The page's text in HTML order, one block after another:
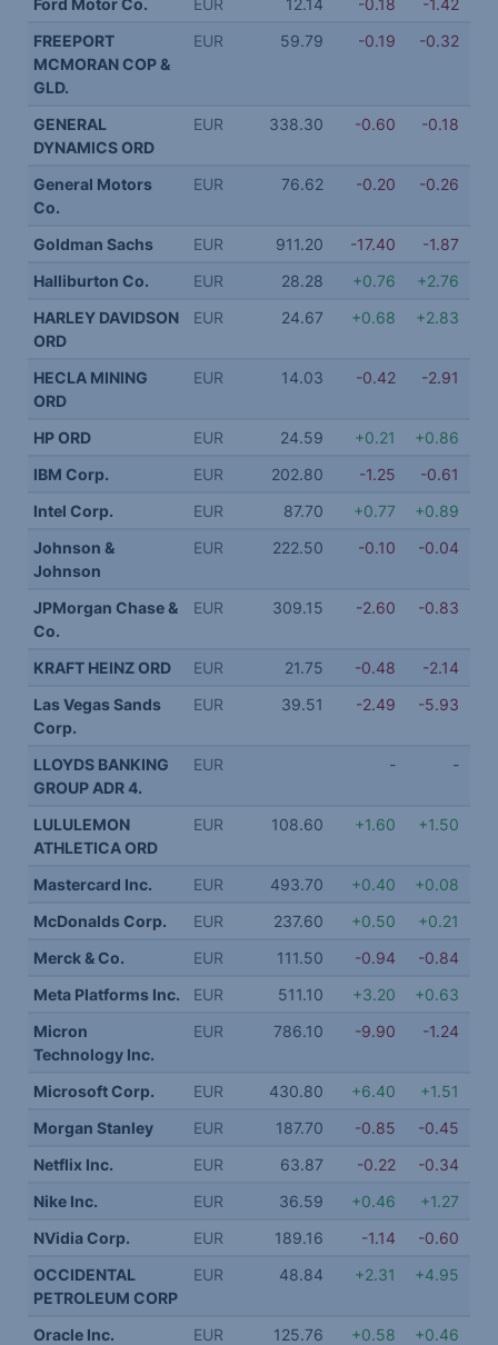
Ford Motor Co. EUR 12.14 -0.18
-1.42
FREEPORT
MCMORAN COP &
GLD.
EUR 59.79 -0.19 -0.32
GENERAL
DYNAMICS ORD
EUR 338.30 -0.60 -0.18
General Motors
Co.
EUR 76.62 -0.20 -0.26
Goldman Sachs EUR 911.20 -17.40 -1.87
Halliburton Co.
EUR 28.28 +0.76
+2.76
HARLEY DAVIDSON
ORD
EUR 24.67 +0.68 +2.83
HECLA MINING
ORD
EUR 14.03 -0.42 -2.91
HP ORD EUR 24.59 +0.21
+0.86
IBM Corp.
EUR 202.80 -1.25 -0.61
Intel Corp.
EUR 87.70 +0.77
+0.89
Johnson &
Johnson
EUR 222.50 -0.10 -0.04
JPMorgan Chase &
Co.
EUR 309.15 -2.60 -0.83
KRAFT HEINZ ORD EUR 21.75 -0.48
-2.14
Las Vegas Sands
Corp.
EUR 39.51 -2.49 -5.93
LLOYDS BANKING
GROUP ADR 4.
EUR - -
LULULEMON
ATHLETICA ORD
EUR 108.60 +1.60 +1.50
Mastercard Inc. EUR 493.70 +0.40 +0.08
McDonalds Corp.
EUR 237.60 +0.50 +0.21
Merck & Co.
EUR 111.50 -0.94
-0.84
Meta Platforms Inc.
EUR 511.10 +3.20 +0.63
Micron
Technology Inc.
EUR 786.10 -9.90 -1.24
Microsoft Corp. EUR 430.80 +6.40 +1.51
Morgan Stanley
EUR 187.70 -0.85 -0.45
Netflix Inc.
EUR 63.87 -0.22
-0.34
Nike Inc.
EUR 36.59 +0.46
+1.27
NVidia Corp.
EUR 189.16 -1.14 -0.60
OCCIDENTAL
PETROLEUM CORP
EUR 48.84 +2.31 +4.95
Oracle Inc. EUR 125.76 +0.58 +0.46